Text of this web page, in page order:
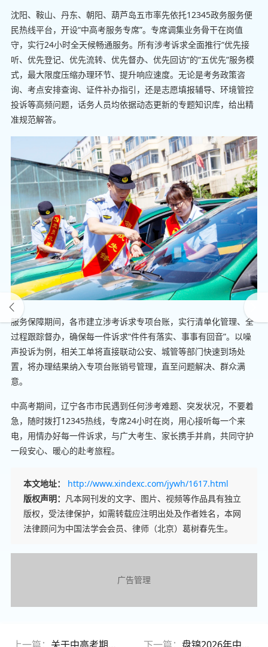
沈阳、鞍山、丹东、朝阳、葫芦岛五市率先依托12345政务服务便
民热线平台，开设“中高考服务专席”。专席调集业务骨干在岗值
守，实行24小时全天候畅通服务。所有涉考诉求全面推行“优先接
听、优先登记、优先流转、优先督办、优先回访”的“五优先”服务模
式，最大限度压缩办理环节、提升响应速度。无论是考务政策咨
询、考点安排查询、证件补办指引，还是志愿填报辅导、环境管控
投诉等高频问题，话务人员均依据动态更新的专题知识库，给出精
准规范解答。
服务保障期间，各市建立涉考诉求专项台账，实行清单化管理、全
过程跟踪督办，确保每一件诉求“件件有落实、事事有回音”。以噪
声投诉为例，相关工单将直接联动公安、城管等部门快速到场处
置，将办理结果纳入专项台账销号管理，直至问题解决、群众满
意。
中高考期间，辽宁各市市民遇到任何涉考难题、突发状况，不要着
急，随时拨打12345热线，专席24小时在岗，用心接听每一个来
电，用情办好每一件诉求，与广大考生、家长携手并肩，共同守护
一段安心、暖心的赴考旅程。
本文地址：
http://www.xindexc.com/jywh/1617.html
版权声明： 凡本网刊发的文字、图片、视频等作品具有独立
版权，受法律保护，如需转载应注明出处及作者姓名，本网
法律顾问为中国法学会会员、律师（北京）葛树春先生。
广告管理